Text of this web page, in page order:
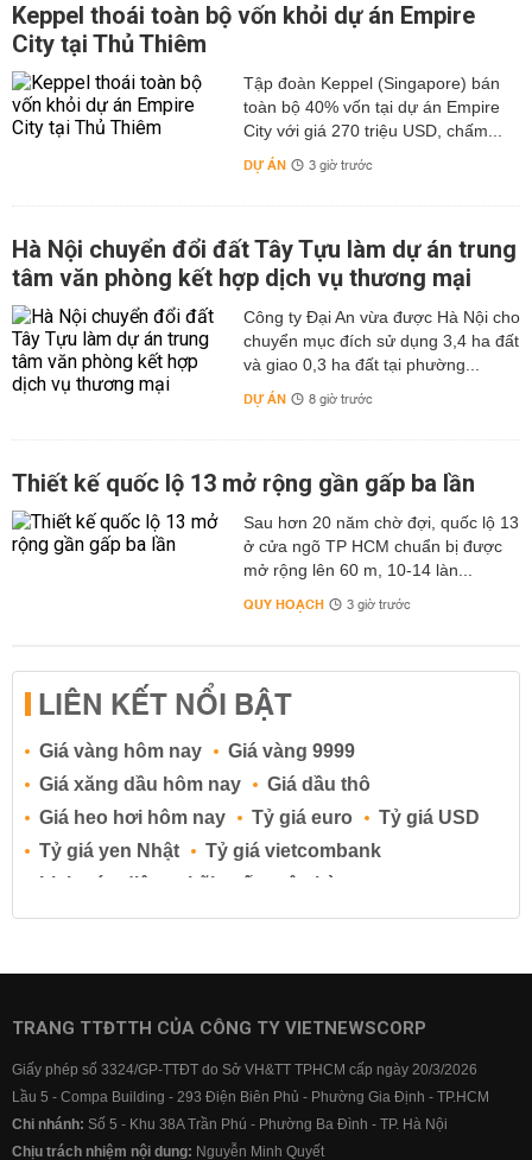
Keppel thoái toàn bộ vốn khỏi dự án Empire
City tại Thủ Thiêm
Tập đoàn Keppel (Singapore) bán
toàn bộ 40% vốn tại dự án Empire
City với giá 270 triệu USD, chấm...
DỰ ÁN 3 giờ trước
Hà Nội chuyển đổi đất Tây Tựu làm dự án trung
tâm văn phòng kết hợp dịch vụ thương mại
Công ty Đại An vừa được Hà Nội cho
chuyển mục đích sử dụng 3,4 ha đất
và giao 0,3 ha đất tại phường...
DỰ ÁN 8 giờ trước
Thiết kế quốc lộ 13 mở rộng gần gấp ba lần
Sau hơn 20 năm chờ đợi, quốc lộ 13
ở cửa ngõ TP HCM chuẩn bị được
mở rộng lên 60 m, 10-14 làn...
QUY HOẠCH 3 giờ trước
LIÊN KẾT NỔI BẬT
Giá vàng hôm nay
Giá vàng 9999
Giá xăng dầu hôm nay
Giá dầu thô
Giá heo hơi hôm nay
Tỷ giá euro
Tỷ giá USD
Tỷ giá yen Nhật
Tỷ giá vietcombank
Lịch cúp điện
Lãi suất ngân hàng
Lãi suất tiết kiệm
Lãi suất tiền gửi
Lãi suất ngân hàng BIDV
Lãi suất ngân hàng Vietcombank
TRANG TTĐTTH CỦA CÔNG TY VIETNEWSCORP
Giấy phép số 3324/GP-TTĐT do Sở VH&TT TPHCM cấp ngày 20/3/2026
Lầu 5 - Compa Building - 293 Điện Biên Phủ - Phường Gia Định - TP.HCM
Chi nhánh: Số 5 - Khu 38A Trần Phú - Phường Ba Đình - TP. Hà Nội
Chịu trách nhiệm nội dung: Nguyễn Minh Quyết